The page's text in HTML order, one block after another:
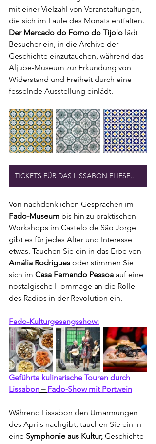
mit einer Vielzahl von Veranstaltungen,
die sich im Laufe des Monats entfalten.
Der Mercado do Forno do Tijolo lädt
Besucher ein, in die Archive der
Geschichte einzutauchen, während das
Aljube-Museum zur Erkundung von
Widerstand und Freiheit durch eine
fesselnde Ausstellung einlädt.
TICKETS FÜR DAS LISSABON FLIESENMUSEUM
Von nachdenklichen Gesprächen im
Fado-Museum bis hin zu praktischen
Workshops im Castelo de São Jorge
gibt es für jedes Alter und Interesse
etwas. Tauchen Sie ein in das Erbe von
Amália Rodrigues oder stimmen Sie
sich im Casa Fernando Pessoa auf eine
nostalgische Hommage an die Rolle
des Radios in der Revolution ein.
Fado-Kulturgesangsshow:
Geführte kulinarische Touren durch
Lissabon – Fado-Show mit Portwein
Während Lissabon den Umarmungen
des Aprils nachgibt, tauchen Sie ein in
eine Symphonie aus Kultur, Geschichte